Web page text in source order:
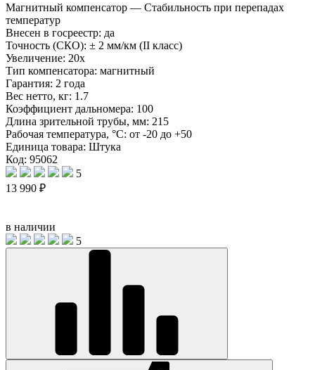
Магнитный компенсатор — Стабильность при перепадах
температур
Внесен в госреестр: да
Точность (СКО): ± 2 мм/км (II класс)
Увеличение: 20x
Тип компенсатора: магнитный
Гарантия: 2 года
Вес нетто, кг: 1.7
Коэффициент дальномера: 100
Длина зрительной трубы, мм: 215
Рабочая температура, °С: от -20 до +50
Единица товара: Штука
Код: 95062
5
13 990 ₽
в наличии
5